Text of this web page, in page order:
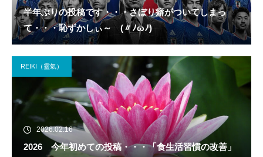
半年ぶりの投稿です・・・さぼり癖がついてしまっ
て・・・恥ずかしぃ～ (〃ﾉωﾉ)
REIKI（靈氣）
2026.02.16
2026 今年初めての投稿・・・「食生活習慣の改善」